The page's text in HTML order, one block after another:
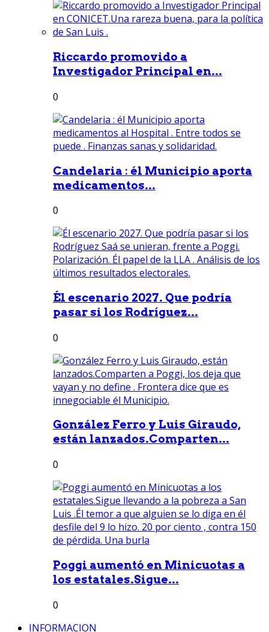
Riccardo promovido a
Investigador Principal en...
0
Candelaria : él Municipio aporta
medicamentos...
0
Él escenario 2027. Que podría
pasar si los Rodríguez...
0
González Ferro y Luis Giraudo,
están lanzados.Comparten...
0
Poggi aumentó en Minicuotas a
los estatales.Sigue...
0
INFORMACION